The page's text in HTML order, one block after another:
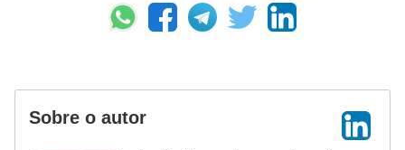
Sobre o autor
a